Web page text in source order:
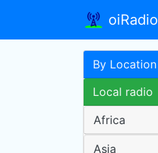
oiRadio
By Location
Local radio
Africa
Asia